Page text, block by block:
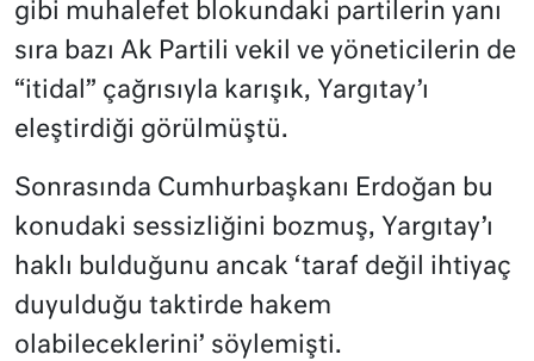
gibi muhalefet blokundaki partilerin yanı
sıra bazı Ak Partili vekil ve yöneticilerin de
“itidal” çağrısıyla karışık, Yargıtay’ı
eleştirdiği görülmüştü.
Sonrasında Cumhurbaşkanı Erdoğan bu
konudaki sessizliğini bozmuş, Yargıtay’ı
haklı bulduğunu ancak ‘taraf değil ihtiyaç
duyulduğu taktirde hakem
olabileceklerini’ söylemişti.